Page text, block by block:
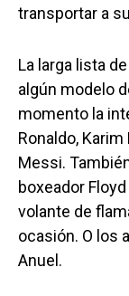
transportar a
La larga lista
algún modelo
momento la
Ronaldo,
Messi.
boxeador
volante de
ocasión. O los
Anuel.